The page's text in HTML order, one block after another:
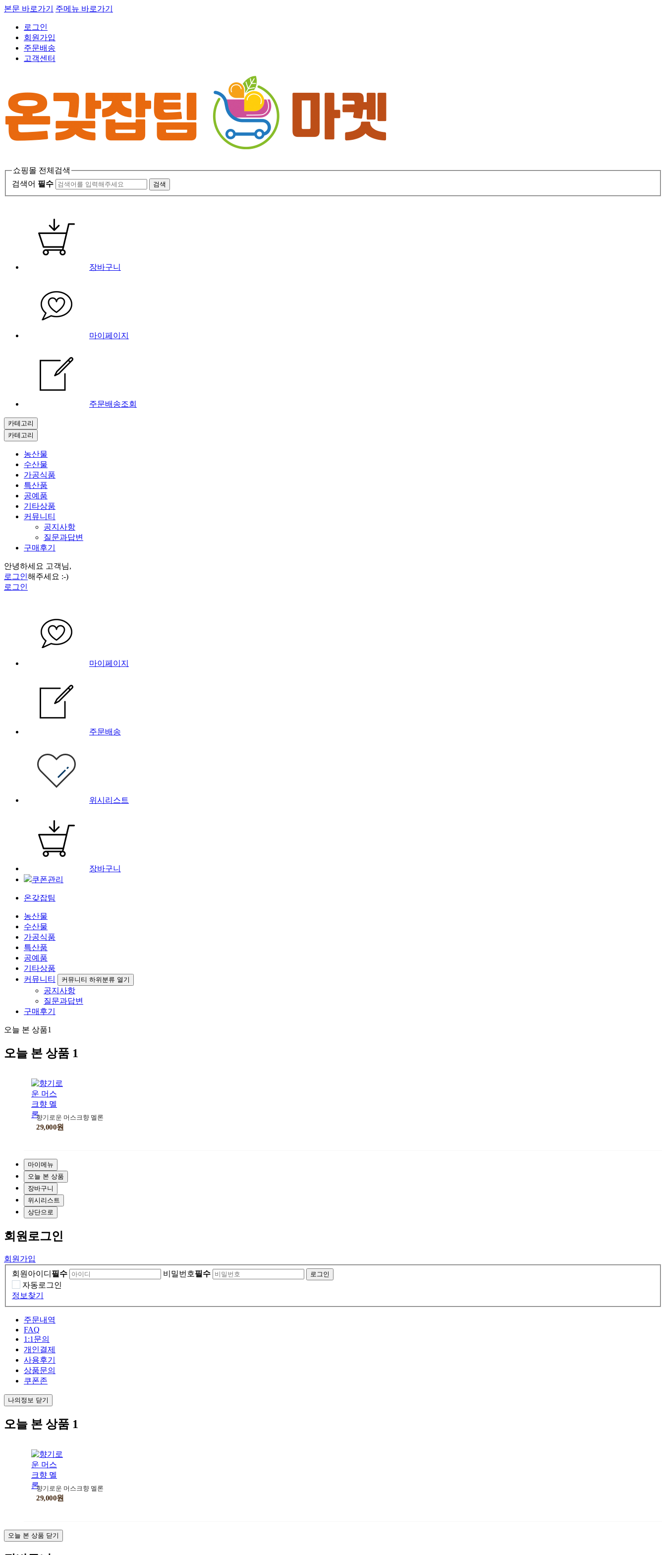
본문 바로가기 주메뉴 바로가기
로그인
회원가입
주문배송
고객센터
쇼핑몰 전체검색
검색어 필수 검색
장바구니
마이페이지
주문배송조회
카테고리
카테고리
농산물
수산물
가공식품
특산품
공예품
기타상품
커뮤니티
공지사항
질문과답변
구매후기
안녕하세요 고객님,
로그인해주세요 :-)
로그인
마이페이지
주문배송
위시리스트
장바구니
쿠폰관리
온갖잡팀
농산물
수산물
가공식품
특산품
공예품
기타상품
커뮤니티
커뮤니티 하위분류 열기
공지사항
질문과답변
구매후기
오늘 본 상품1
오늘 본 상품 1
향기로운 머스크향 멜론
29,000원
마이메뉴
오늘 본 상품
장바구니
위시리스트
상단으로
회원 로그인
회원가입
회원아이디 필수 비밀번호필수
자동로그인
정보찾기
주문내역
FAQ
1:1문의
개인결제
사용후기
상품문의
쿠폰존
나의정보 닫기
오늘 본 상품 1
향기로운 머스크향 멜론
29,000원
오늘 본 상품 닫기